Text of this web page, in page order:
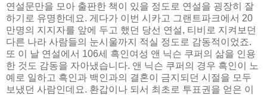
연설문만을 모아 출판한 책이 있을 정도로 연설을 굉장히 잘
하기로 유명한데요. 게다가 이번 시카고 그랜트파크에서 20
만명의 지지자를 앞에 두고 했던 당선 연설, 티비로 지켜보던
다른 나라 사람들의 눈시울까지 적실 정도로 감동적이었죠.
또 이 날 연설에서 106세 흑인여성 앤 닉슨 쿠퍼의 삶을 인용
한 것도 감동을 자아냈습니다. 앤 닉슨 쿠퍼의 경우 흑인이 노
예로 일하고 흑인과 백인과의 결혼이 금지되던 시절을 모두
보냈던 사람인데요. 환갑이나 되서 최초로 투표권을 얻은 이